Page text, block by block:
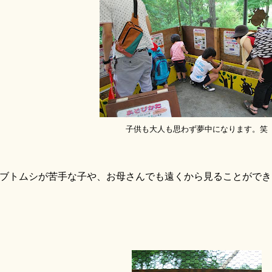
子供も大人も思わず夢中になります。笑
トムシが苦手な子や、お母さんでも遠くから見ることがで